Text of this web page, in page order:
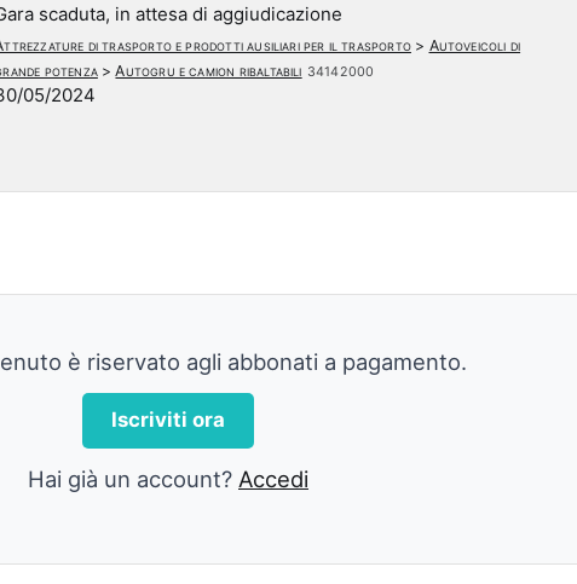
scaduta, in attesa di aggiudicazione
di trasporto e prodotti ausiliari per il trasporto> Autoveicoli di
potenza>Autogru e camion ribaltabili 34142000
05/2024
è riservato agli abbonati a pagamento.
Iscriviti ora
Hai già un account? Accedi